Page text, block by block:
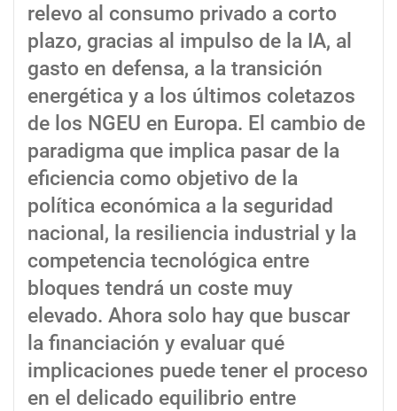
relevo al consumo privado a corto
plazo, gracias al impulso de la IA, al
gasto en defensa, a la transición
energética y a los últimos coletazos
de los NGEU en Europa. El cambio de
paradigma que implica pasar de la
eficiencia como objetivo de la
política económica a la seguridad
nacional, la resiliencia industrial y la
competencia tecnológica entre
bloques tendrá un coste muy
elevado. Ahora solo hay que buscar
la financiación y evaluar qué
implicaciones puede tener el proceso
en el delicado equilibrio entre